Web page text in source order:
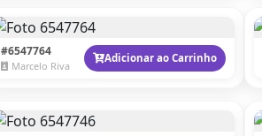
#6547764
Marcelo Riva
Adicionar ao Carrinho